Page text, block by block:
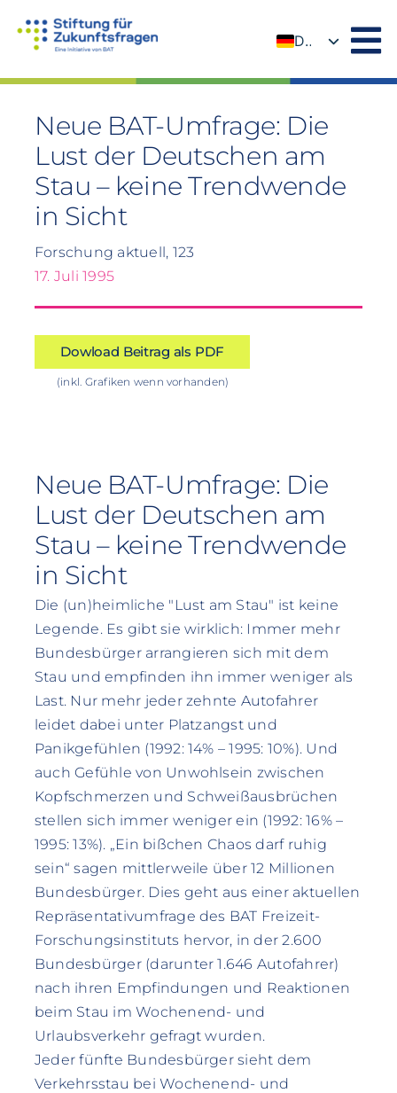
Inhalt
DE
Neue BAT-Umfrage: Die
Lust der Deutschen am
Stau – keine Trendwende
in Sicht
Forschung aktuell, 123
17. Juli 1995
Dowload Beitrag als PDF
(inkl. Grafiken wenn vorhanden)
Neue BAT-Umfrage: Die
Lust der Deutschen am
Stau – keine Trendwende
in Sicht
Die (un)heimliche "Lust am Stau" ist keine
Legende. Es gibt sie wirklich: Immer mehr
Bundesbürger arrangieren sich mit dem
Stau und empfinden ihn immer weniger als
Last. Nur mehr jeder zehnte Autofahrer
leidet dabei unter Platzangst und
Panikgefühlen (1992: 14% – 1995: 10%). Und
auch Gefühle von Unwohlsein zwischen
Kopfschmerzen und Schweißausbrüchen
stellen sich immer weniger ein (1992: 16% –
1995: 13%). „Ein bißchen Chaos darf ruhig
sein“ sagen mittlerweile über 12 Millionen
Bundesbürger. Dies geht aus einer aktuellen
Repräsentativumfrage des BAT Freizeit-
Forschungsinstituts hervor, in der 2.600
Bundesbürger (darunter 1.646 Autofahrer)
nach ihren Empfindungen und Reaktionen
beim Stau im Wochenend- und
Urlaubsverkehr gefragt wurden.
Jeder fünfte Bundesbürger sieht dem
Verkehrsstau bei Wochenend- und